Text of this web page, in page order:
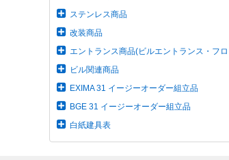
ステンレス商品
改装商品
エントランス商品(ビルエントランス・フ
ビル関連商品
EXIMA 31 イージーオーダー組立品
BGE 31 イージーオーダー組立品
白紙建具表